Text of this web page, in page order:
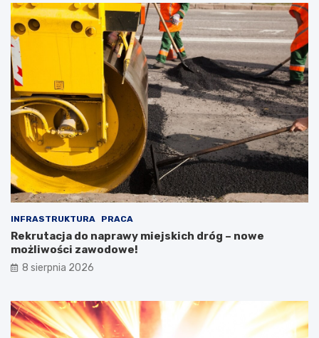
INFRASTRUKTURA PRACA
Rekrutacja do naprawy miejskich dróg – nowe
możliwości zawodowe!
8 sierpnia 2026